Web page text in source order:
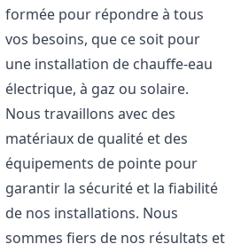
formée pour répondre à tous
vos besoins, que ce soit pour
une installation de chauffe-eau
électrique, à gaz ou solaire.
Nous travaillons avec des
matériaux de qualité et des
équipements de pointe pour
garantir la sécurité et la fiabilité
de nos installations. Nous
sommes fiers de nos résultats et